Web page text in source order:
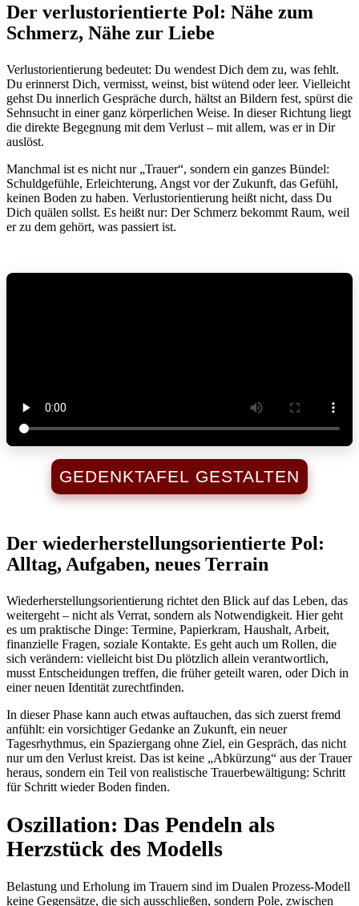
Der verlustorientierte Pol: Nähe zum
Schmerz, Nähe zur Liebe
Verlustorientierung bedeutet: Du wendest Dich dem zu, was fehlt.
Du erinnerst Dich, vermisst, weinst, bist wütend oder leer. Vielleicht
gehst Du innerlich Gespräche durch, hältst an Bildern fest, spürst die
Sehnsucht in einer ganz körperlichen Weise. In dieser Richtung liegt
die direkte Begegnung mit dem Verlust – mit allem, was er in Dir
auslöst.
Manchmal ist es nicht nur „Trauer“, sondern ein ganzes Bündel:
Schuldgefühle, Erleichterung, Angst vor der Zukunft, das Gefühl,
keinen Boden zu haben. Verlustorientierung heißt nicht, dass Du
Dich quälen sollst. Es heißt nur: Der Schmerz bekommt Raum, weil
er zu dem gehört, was passiert ist.
GEDENKTAFEL GESTALTEN
Der wiederherstellungsorientierte Pol:
Alltag, Aufgaben, neues Terrain
Wiederherstellungsorientierung richtet den Blick auf das Leben, das
weitergeht – nicht als Verrat, sondern als Notwendigkeit. Hier geht
es um praktische Dinge: Termine, Papierkram, Haushalt, Arbeit,
finanzielle Fragen, soziale Kontakte. Es geht auch um Rollen, die
sich verändern: vielleicht bist Du plötzlich allein verantwortlich,
musst Entscheidungen treffen, die früher geteilt waren, oder Dich in
einer neuen Identität zurechtfinden.
In dieser Phase kann auch etwas auftauchen, das sich zuerst fremd
anfühlt: ein vorsichtiger Gedanke an Zukunft, ein neuer
Tagesrhythmus, ein Spaziergang ohne Ziel, ein Gespräch, das nicht
nur um den Verlust kreist. Das ist keine „Abkürzung“ aus der Trauer
heraus, sondern ein Teil von realistische Trauerbewältigung: Schritt
für Schritt wieder Boden finden.
Oszillation: Das Pendeln als
Herzstück des Modells
Belastung und Erholung im Trauern sind im Dualen Prozess-Modell
keine Gegensätze, die sich ausschließen, sondern Pole, zwischen